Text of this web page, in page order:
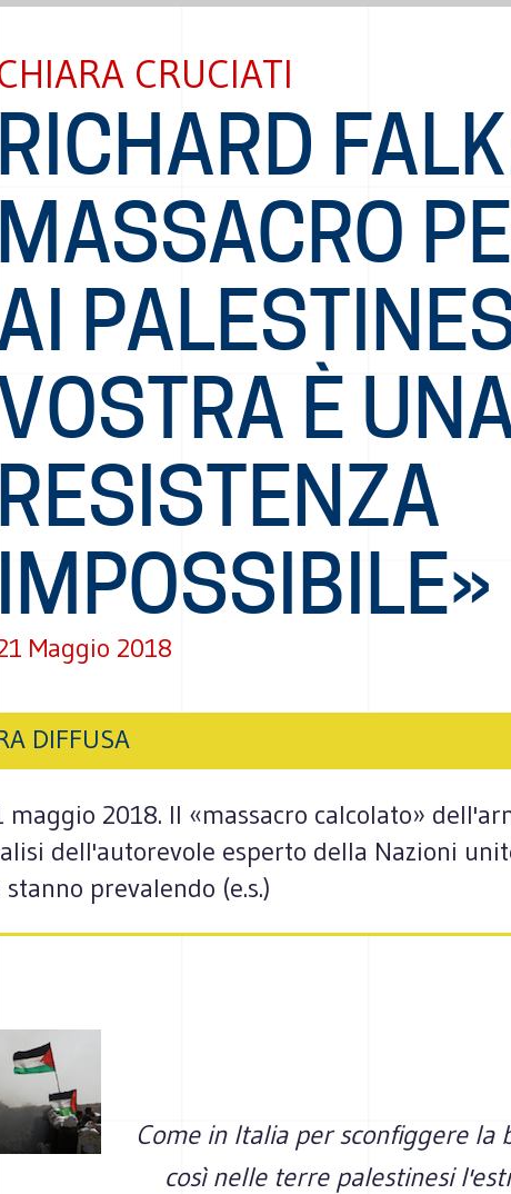
CRUCIATI
RICHARD
MASSACRO
È
RESISTENZA
IMPOSSIBILE»
Maggio 2018
DIFFUSA
maggio 2018. Il «massacro calcolato»
dell'autorevole esperto della Nazioni
prevalendo (e.s.)
Come in Italia per sconfiggere la
così nelle terre palestinesi